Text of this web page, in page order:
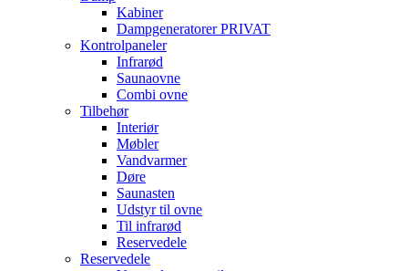
Kabiner
Dampgeneratorer PRIVAT
Kontrolpaneler
Infrarød
Saunaovne
Combi ovne
Tilbehør
Interiør
Møbler
Vandvarmer
Døre
Saunasten
Udstyr til ovne
Til infrarød
Reservedele
Reservedele